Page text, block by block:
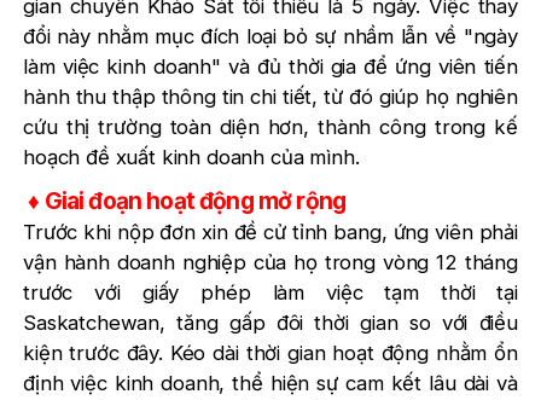
gian chuyến Khảo Sát tối thiểu là 5 ngày. Việc thay
đổi này nhằm mục đích loại bỏ sự nhầm lẫn về "ngày
làm việc kinh doanh" và đủ thời gia để ứng viên tiến
hành thu thập thông tin chi tiết, từ đó giúp họ nghiên
cứu thị trường toàn diện hơn, thành công trong kế
hoạch đề xuất kinh doanh của mình.
♦ Giai đoạn hoạt động mở rộng
Trước khi nộp đơn xin đề cử tỉnh bang, ứng viên phải
vận hành doanh nghiệp của họ trong vòng 12 tháng
trước với giấy phép làm việc tạm thời tại
Saskatchewan, tăng gấp đôi thời gian so với điều
kiện trước đây. Kéo dài thời gian hoạt động nhằm ổn
định việc kinh doanh, thể hiện sự cam kết lâu dài và